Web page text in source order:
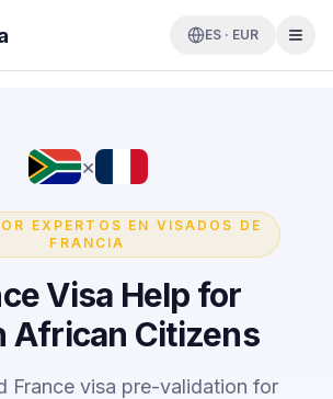
ES · EUR
×
EXPERTOS EN VISADOS DE
FRANCIA
Visa Help for
African Citizens
France visa pre-validation for